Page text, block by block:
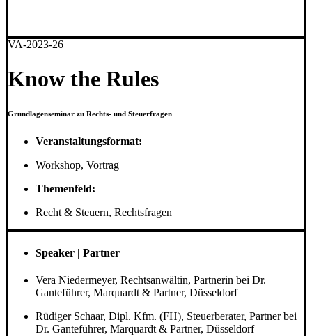
VA-2023-26
Know the Rules
Grundlagenseminar zu Rechts- und Steuerfragen
Veranstaltungsformat:
Workshop, Vortrag
Themenfeld:
Recht & Steuern, Rechtsfragen
Speaker | Partner
Vera Niedermeyer, Rechtsanwältin, Partnerin bei Dr.
Ganteführer, Marquardt & Partner, Düsseldorf
Rüdiger Schaar, Dipl. Kfm. (FH), Steuerberater, Partner bei
Dr. Ganteführer, Marquardt & Partner, Düsseldorf